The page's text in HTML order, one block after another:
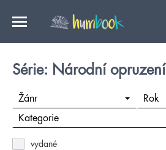
Série: Národní opruzení
Žánr Rok
Kategorie
vydané